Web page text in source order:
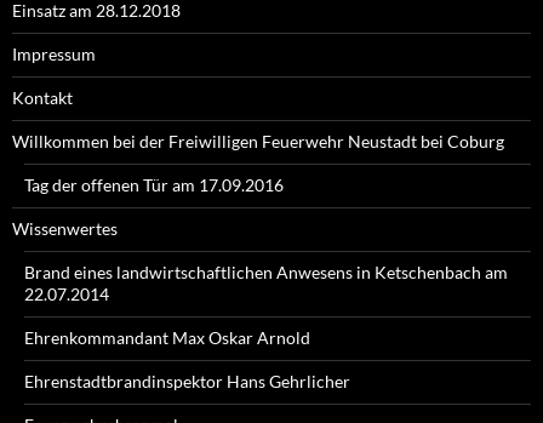
Einsatz am 28.12.2018
Impressum
Kontakt
Willkommen bei der Freiwilligen Feuerwehr Neustadt bei Coburg
Tag der offenen Tür am 17.09.2016
Wissenwertes
Brand eines landwirtschaftlichen Anwesens in Ketschenbach am
22.07.2014
Ehrenkommandant Max Oskar Arnold
Ehrenstadtbrandinspektor Hans Gehrlicher